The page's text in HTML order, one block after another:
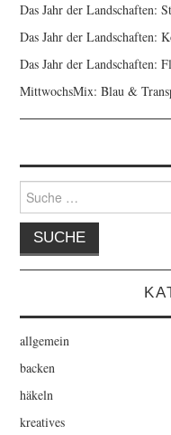
Das Jahr der Landschaften:
Das Jahr der Landschaften:
Das Jahr der Landschaften:
MittwochsMix: Blau &
Suche
nach:
allgemein
backen
häkeln
kreatives